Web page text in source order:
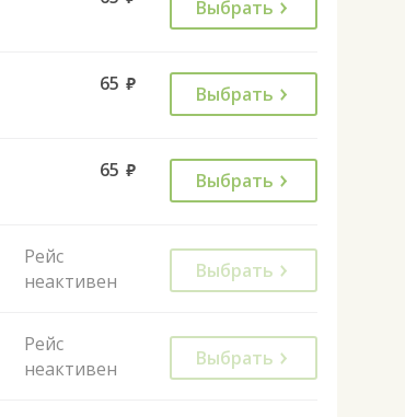
Выбрать
65 руб. Выбрать
65 руб. Выбрать
Рейс
неактивен
Выбрать
Рейс
неактивен
Выбрать